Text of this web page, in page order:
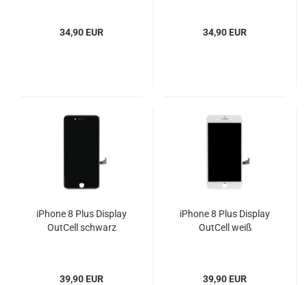
34,90 EUR 34,90 EUR
iPhone 8 Plus Display
OutCell schwarz
39,90 EUR
iPhone 8 Plus Display
OutCell weiß
39,90 EUR